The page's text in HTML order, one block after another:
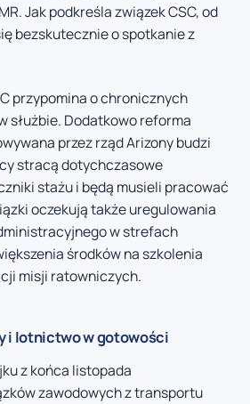
Jak podkreśla związek CSC, od
bezskutecznie o spotkanie z
przypomina o chronicznych
służbie. Dodatkowo reforma
przez rząd Arizony budzi
stracą dotychczasowe
stażu i będą musieli pracować
oczekują także uregulowania
w strefach
środków na szkolenia
misji ratowniczych.
i lotnictwo w gotowości
z końca listopada
zawodowych z transportu